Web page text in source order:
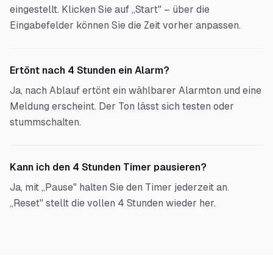
eingestellt. Klicken Sie auf „Start" – über die
Eingabefelder können Sie die Zeit vorher anpassen.
Ertönt nach 4 Stunden ein Alarm?
Ja, nach Ablauf ertönt ein wählbarer Alarmton und eine
Meldung erscheint. Der Ton lässt sich testen oder
stummschalten.
Kann ich den 4 Stunden Timer pausieren?
Ja, mit „Pause" halten Sie den Timer jederzeit an.
„Reset" stellt die vollen 4 Stunden wieder her.